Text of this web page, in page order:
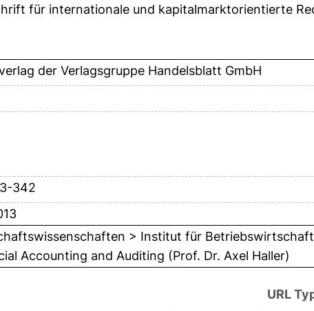
für internationale und kapitalmarktorientierte
der Verlagsgruppe Handelsblatt GmbH
342
> Institut für
Accounting and Auditing (Prof. Dr. Axel Haller)
URL